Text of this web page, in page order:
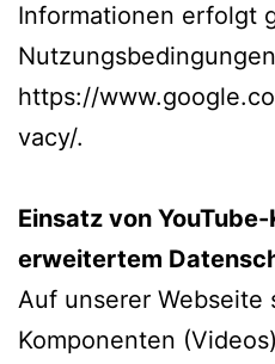
Informationen erfolgt
https://
vacy/.
Einsatz von
erweitertem
Auf unserer Webseite
Komponenten